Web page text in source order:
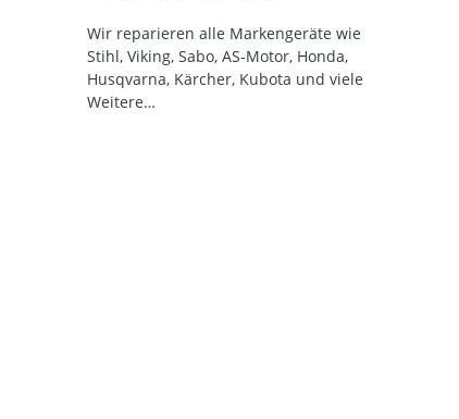
Wir reparieren alle Markengeräte wie
Stihl, Viking, Sabo, AS-Motor, Honda,
Husqvarna, Kärcher, Kubota und viele
Weitere…